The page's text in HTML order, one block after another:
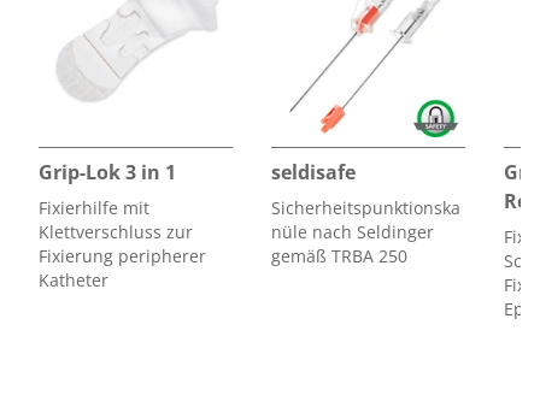
zugehörige
Gebrauchsanweisung
Grip-Lok 3 in 1
Fixierhilfe mit
Klettverschluss zur
Fixierung peripherer
Katheter
seldisafe
Sicherheitspunktionska
nüle nach Seldinger
gemäß TRBA 250